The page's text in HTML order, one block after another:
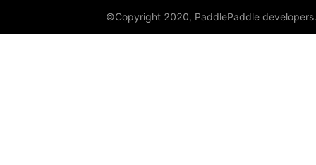
©Copyright 2020, PaddlePaddle developers.